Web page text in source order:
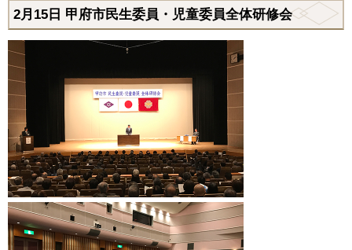
2月15日 甲府市民生委員・児童委員全体研修会